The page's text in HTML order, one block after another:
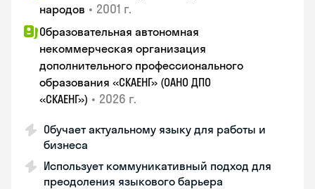
народов • 2001 г.
Образовательная автономная
некоммерческая организация
дополнительного профессионального
образования «СКАЕНГ» (ОАНО ДПО
«СКАЕНГ») • 2026 г.
Обучает актуальному языку для работы и
бизнеса
Использует коммуникативный подход для
преодоления языкового барьера